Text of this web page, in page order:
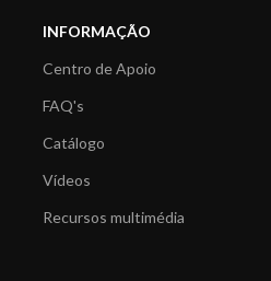
INFORMAÇÃO
Centro de Apoio
FAQ's
Catálogo
Vídeos
Recursos multimédia